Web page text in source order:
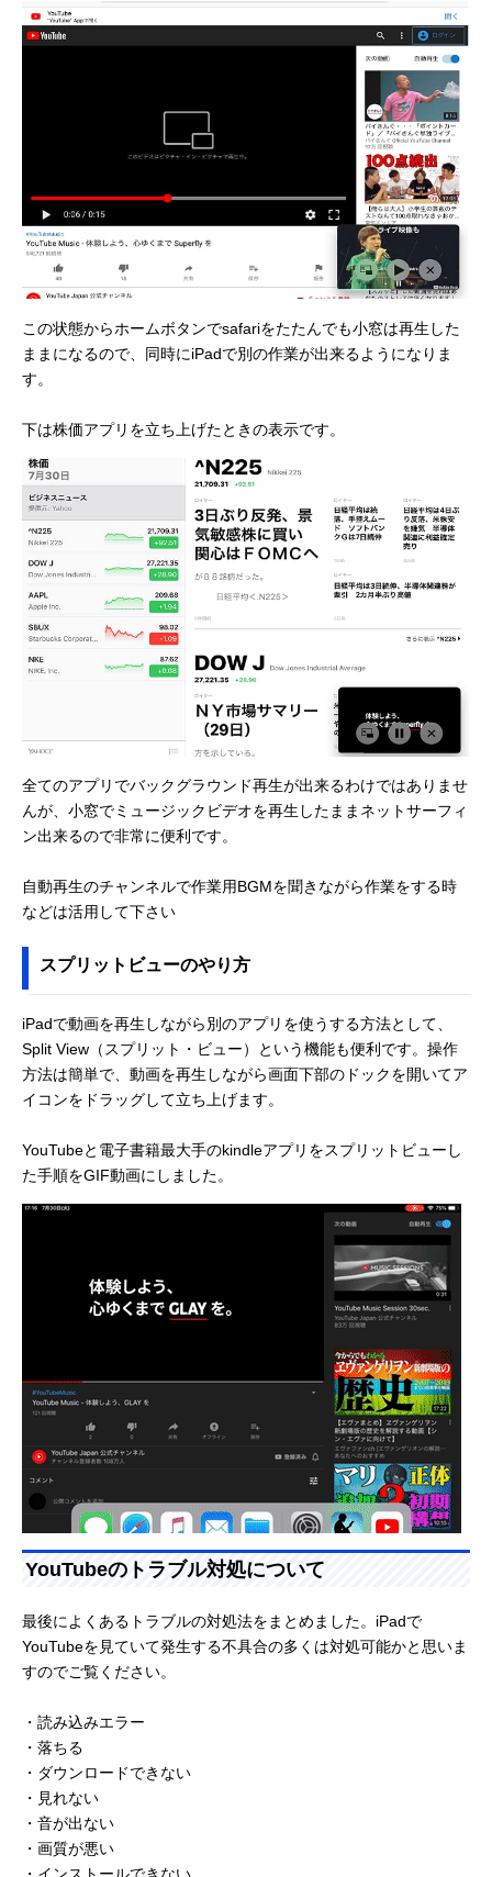
この状態からホームボタンでsafariをたたんでも小窓は再生した
ままになるので、同時にiPadで別の作業が出来るようになりま
す。
下は株価アプリを立ち上げたときの表示です。
全てのアプリでバックグラウンド再生が出来るわけではありませ
んが、小窓でミュージックビデオを再生したままネットサーフィ
ン出来るので非常に便利です。
自動再生のチャンネルで作業用BGMを聞きながら作業をする時
などは活用して下さい
スプリットビューのやり方
iPadで動画を再生しながら別のアプリを使うする方法として、
Split View（スプリット・ビュー）という機能も便利です。操作
方法は簡単で、動画を再生しながら画面下部のドックを開いてア
イコンをドラッグして立ち上げます。
YouTubeと電子書籍最大手のkindleアプリをスプリットビューし
た手順をGIF動画にしました。
YouTubeのトラブル対処について
最後によくあるトラブルの対処法をまとめました。iPadで
YouTubeを見ていて発生する不具合の多くは対処可能かと思いま
すのでご覧ください。
・読み込みエラー
・落ちる
・ダウンロードできない
・見れない
・音が出ない
・画質が悪い